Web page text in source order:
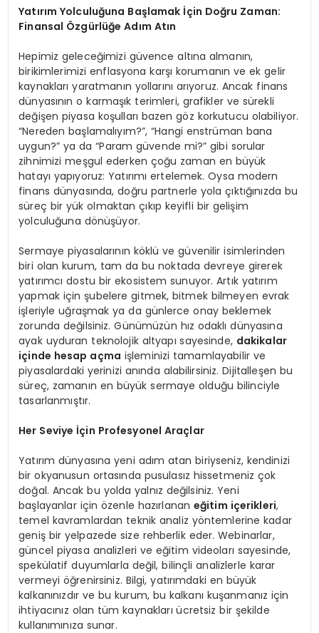
Yatırım Yolculuğuna Başlamak İçin Doğru Zaman:
Finansal Özgürlüğe Adım Atın
Hepimiz geleceğimizi güvence altına almanın,
birikimlerimizi enflasyona karşı korumanın ve ek gelir
kaynakları yaratmanın yollarını arıyoruz. Ancak finans
dünyasının o karmaşık terimleri, grafikler ve sürekli
değişen piyasa koşulları bazen göz korkutucu olabiliyor.
“Nereden başlamalıyım?”, “Hangi enstrüman bana
uygun?” ya da “Param güvende mi?” gibi sorular
zihnimizi meşgul ederken çoğu zaman en büyük
hatayı yapıyoruz: Yatırımı ertelemek. Oysa modern
finans dünyasında, doğru partnerle yola çıktığınızda bu
süreç bir yük olmaktan çıkıp keyifli bir gelişim
yolculuğuna dönüşüyor.
Sermaye piyasalarının köklü ve güvenilir isimlerinden
biri olan kurum, tam da bu noktada devreye girerek
yatırımcı dostu bir ekosistem sunuyor. Artık yatırım
yapmak için şubelere gitmek, bitmek bilmeyen evrak
işleriyle uğraşmak ya da günlerce onay beklemek
zorunda değilsiniz. Günümüzün hız odaklı dünyasına
ayak uyduran teknolojik altyapı sayesinde, dakikalar
içinde hesap açma işleminizi tamamlayabilir ve
piyasalardaki yerinizi anında alabilirsiniz. Dijitalleşen bu
süreç, zamanın en büyük sermaye olduğu bilinciyle
tasarlanmıştır.
Her Seviye İçin Profesyonel Araçlar
Yatırım dünyasına yeni adım atan biriyseniz, kendinizi
bir okyanusun ortasında pusulasız hissetmeniz çok
doğal. Ancak bu yolda yalnız değilsiniz. Yeni
başlayanlar için özenle hazırlanan eğitim içerikleri,
temel kavramlardan teknik analiz yöntemlerine kadar
geniş bir yelpazede size rehberlik eder. Webinarlar,
güncel piyasa analizleri ve eğitim videoları sayesinde,
spekülatif duyumlarla değil, bilinçli analizlerle karar
vermeyi öğrenirsiniz. Bilgi, yatırımdaki en büyük
kalkanınızdır ve bu kurum, bu kalkanı kuşanmanız için
ihtiyacınız olan tüm kaynakları ücretsiz bir şekilde
kullanımınıza sunar.